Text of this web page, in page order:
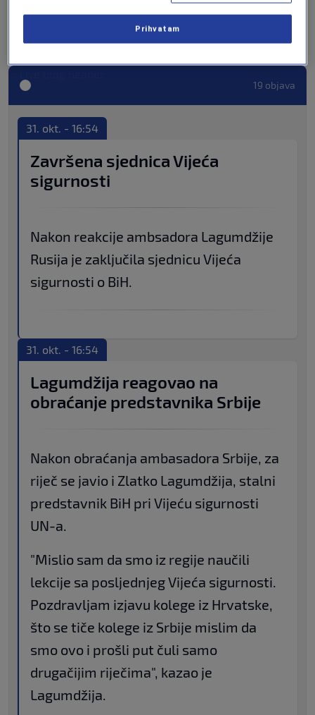
Cenić: I ostale države će Dodiku ukinuti
sankcije ako to Trump od njih bude tražio
19 objava
31. okt. - 16:54
Završena sjednica Vijeća
sigurnosti
Nakon reakcije ambsadora Lagumdžije
Rusija je zaključila sjednicu Vijeća
sigurnosti o BiH.
31. okt. - 16:54
Lagumdžija reagovao na
obraćanje predstavnika Srbije
Nakon obraćanja ambasadora Srbije, za
riječ se javio i Zlatko Lagumdžija, stalni
predstavnik BiH pri Vijeću sigurnosti
UN-a.
"Mislio sam da smo iz regije naučili
lekcije sa posljednjeg Vijeća sigurnosti.
Pozdravljam izjavu kolege iz Hrvatske,
što se tiče kolege iz Srbije mislim da
smo ovo i prošli put čuli samo
drugačijim riječima", kazao je
Lagumdžija.
Prihvatam